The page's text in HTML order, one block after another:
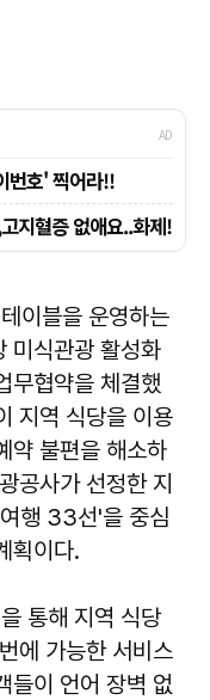
이블을 운영하는
미식관광 활성화
무협약을 체결했
지역 식당을 이용
약 불편을 해소하
공사가 선정한 지
행 33선'을 중심
획이다.
통해 지역 식당
에 가능한 서비스
들이 언어 장벽 없